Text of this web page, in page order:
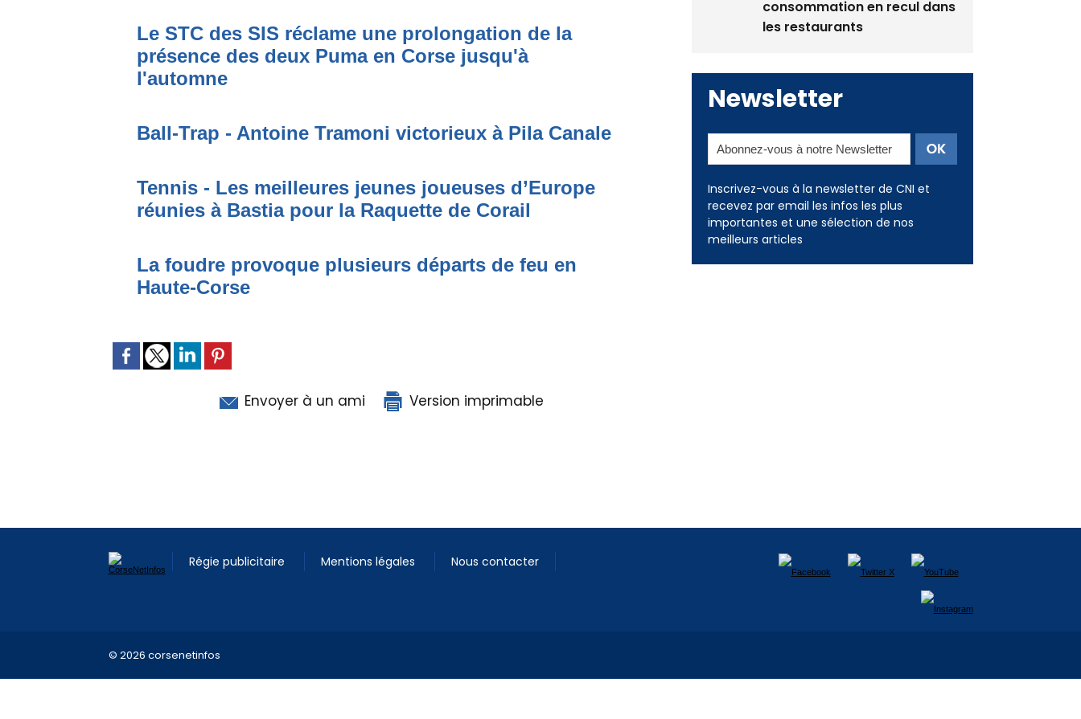
Le STC des SIS réclame une prolongation de la
présence des deux Puma en Corse jusqu'à
l'automne
Ball-Trap - Antoine Tramoni victorieux à Pila Canale
Tennis - Les meilleures jeunes joueuses d’Europe
réunies à Bastia pour la Raquette de Corail
La foudre provoque plusieurs départs de feu en
Haute-Corse
Envoyer à un ami Version imprimable
Inscrivez-vous à la newsletter de CNI et
recevez par email les infos les plus
importantes et une sélection de nos
meilleurs articles
Régie publicitaire Mentions légales Nous contacter
© 2026 corsenetinfos